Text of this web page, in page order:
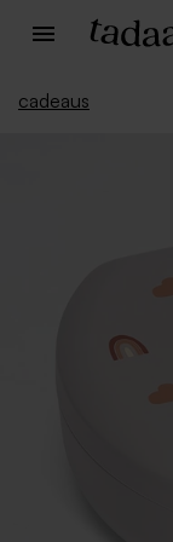
cadeaus